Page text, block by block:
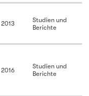
2013
Studien und
Berichte
2016
Studien und
Berichte